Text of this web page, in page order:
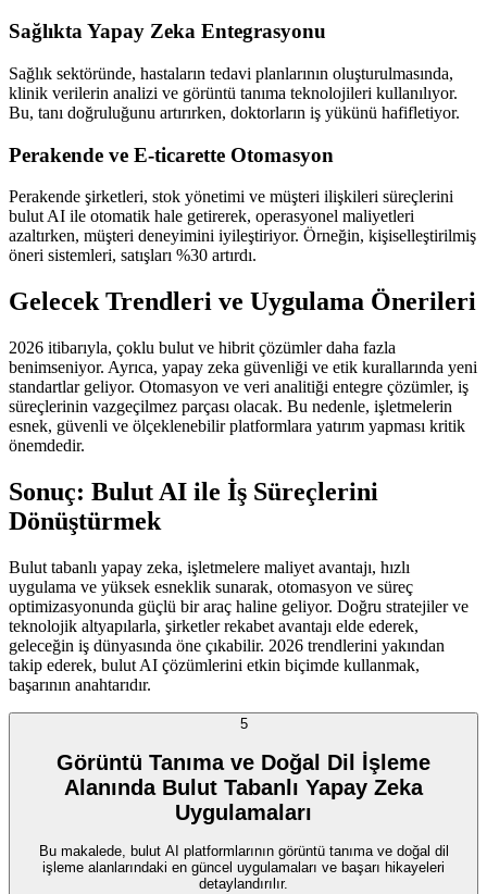
Sağlıkta Yapay Zeka Entegrasyonu
Sağlık sektöründe, hastaların tedavi planlarının oluşturulmasında,
klinik verilerin analizi ve görüntü tanıma teknolojileri kullanılıyor.
Bu, tanı doğruluğunu artırırken, doktorların iş yükünü hafifletiyor.
Perakende ve E-ticarette Otomasyon
Perakende şirketleri, stok yönetimi ve müşteri ilişkileri süreçlerini
bulut AI ile otomatik hale getirerek, operasyonel maliyetleri
azaltırken, müşteri deneyimini iyileştiriyor. Örneğin, kişiselleştirilmiş
öneri sistemleri, satışları %30 artırdı.
Gelecek Trendleri ve Uygulama Önerileri
2026 itibarıyla, çoklu bulut ve hibrit çözümler daha fazla
benimseniyor. Ayrıca, yapay zeka güvenliği ve etik kurallarında yeni
standartlar geliyor. Otomasyon ve veri analitiği entegre çözümler, iş
süreçlerinin vazgeçilmez parçası olacak. Bu nedenle, işletmelerin
esnek, güvenli ve ölçeklenebilir platformlara yatırım yapması kritik
önemdedir.
Sonuç: Bulut AI ile İş Süreçlerini
Dönüştürmek
Bulut tabanlı yapay zeka, işletmelere maliyet avantajı, hızlı
uygulama ve yüksek esneklik sunarak, otomasyon ve süreç
optimizasyonunda güçlü bir araç haline geliyor. Doğru stratejiler ve
teknolojik altyapılarla, şirketler rekabet avantajı elde ederek,
geleceğin iş dünyasında öne çıkabilir. 2026 trendlerini yakından
takip ederek, bulut AI çözümlerini etkin biçimde kullanmak,
başarının anahtarıdır.
5
Görüntü Tanıma ve Doğal Dil İşleme
Alanında Bulut Tabanlı Yapay Zeka
Uygulamaları
Bu makalede, bulut AI platformlarının görüntü tanıma ve doğal dil
işleme alanlarındaki en güncel uygulamaları ve başarı hikayeleri
detaylandırılır.